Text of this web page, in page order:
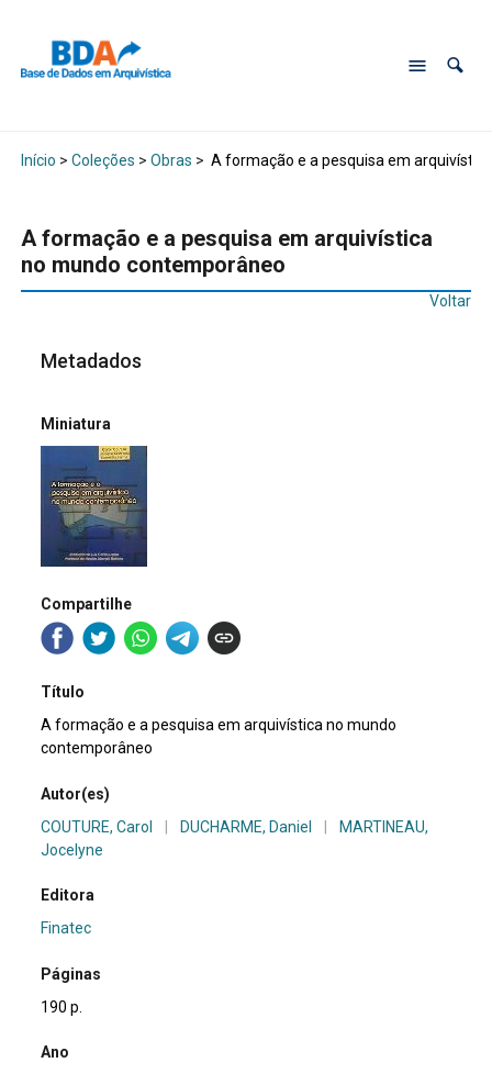
Início > Coleções > Obras > A formação e a pesquisa em
A formação e a pesquisa em arquivística
no mundo contemporâneo
Voltar
Metadados
Miniatura
Compartilhe
Título
A formação e a pesquisa em arquivística no mundo
contemporâneo
Autor(es)
COUTURE, Carol
DUCHARME, Daniel
MARTINEAU,
Jocelyne
Editora
Finatec
Páginas
190 p.
Ano